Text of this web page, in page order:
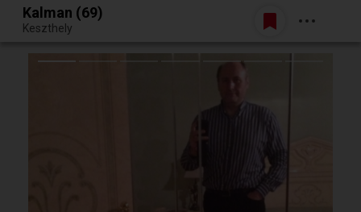
Egy jó randiból bármi lehet.
Belépés
Kalman (69)
Keszthely